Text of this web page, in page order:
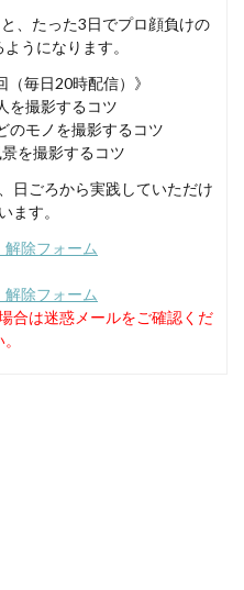
、たった3日でプロ顔負けの
うになります。
（毎日20時配信）》
を撮影するコツ
のモノを撮影するコツ
を撮影するコツ
日ごろから実践していただけ
ます。
除フォーム
除フォーム
合は迷惑メールをご確認くだ